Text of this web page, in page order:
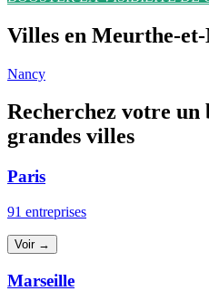
Villes en Meurthe-
Nancy
Recherchez votre
grandes villes
Paris
91 entreprises
Voir →
Marseille